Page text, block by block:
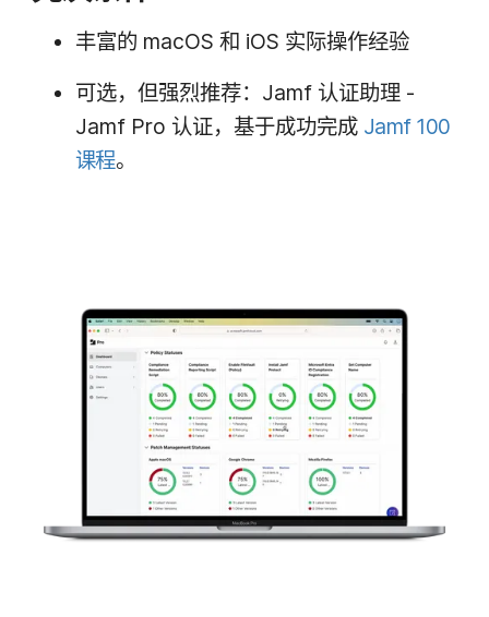
丰富​的 macOS 和 iOS 实际​操作​经验
可选，​但​强烈​推荐： Jamf 认证助理 -
Jamf Pro 认证，​基于​成功​完成 Jamf 100
课程。